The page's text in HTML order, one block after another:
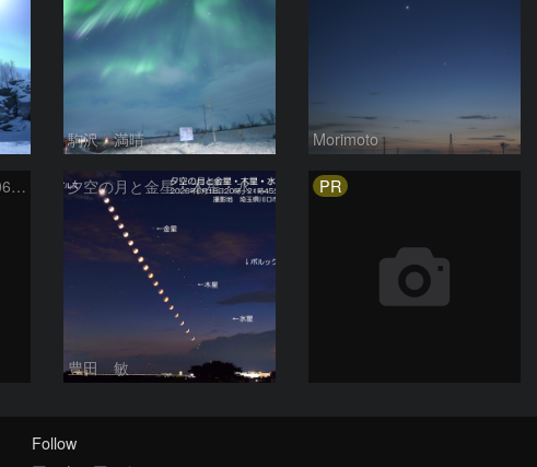
駒沢 満晴 Morimoto
木星 金星 三日月 260618 夕空の月と金星・木星・水星の接近 2026/6/18
豊田 敏
PR
Follow